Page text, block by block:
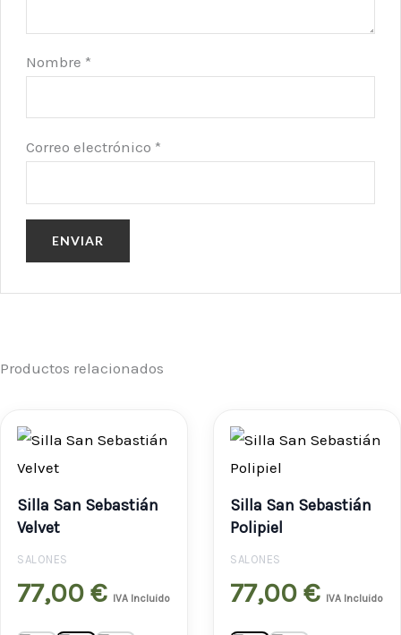
Nombre *
Correo electrónico *
Productos relacionados
Silla San Sebastián
Velvet
SALONES
77,00€ IVA Incluido
Silla San Sebastián
Polipiel
SALONES
77,00€ IVA Incluido